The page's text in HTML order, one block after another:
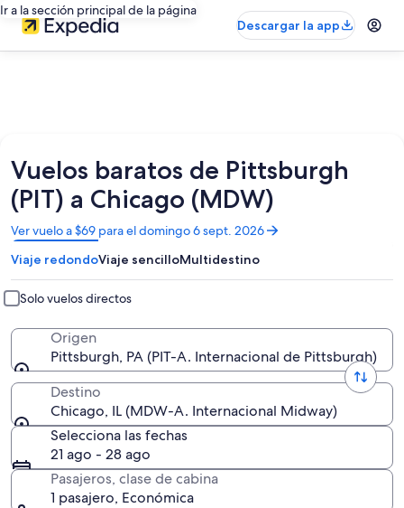
Ir a la sección principal de la página
Descargar la app
Vuelos baratos de Pittsburgh
(PIT) a Chicago (MDW)
Ver vuelo a $69 para el domingo 6 sept. 2026
Se
abrirá
en
una
nueva
ventana
Viaje redondoViaje sencilloMultidestino
Solo vuelos directos
Origen
Pittsburgh, PA (PIT-A. Internacional de Pittsburgh)
Destino
Chicago, IL (MDW-A. Internacional Midway)
Selecciona las fechas
21 ago - 28 ago
Pasajeros, clase de cabina
1 pasajero, Económica